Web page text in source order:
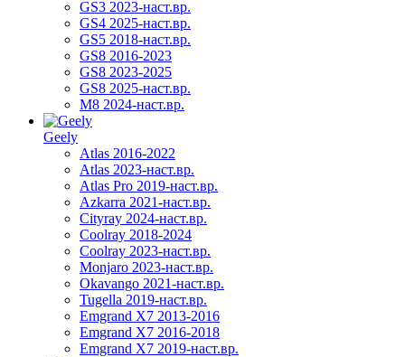
GS3 2023-наст.вр.
GS4 2025-наст.вр.
GS5 2018-наст.вр.
GS8 2016-2023
GS8 2023-2025
GS8 2025-наст.вр.
M8 2024-наст.вр.
Geely
Atlas 2016-2022
Atlas 2023-наст.вр.
Atlas Pro 2019-наст.вр.
Azkarra 2021-наст.вр.
Cityray 2024-наст.вр.
Coolray 2018-2024
Coolray 2023-наст.вр.
Monjaro 2023-наст.вр.
Okavango 2021-наст.вр.
Tugella 2019-наст.вр.
Emgrand Х7 2013-2016
Emgrand X7 2016-2018
Emgrand X7 2019-наст.вр.